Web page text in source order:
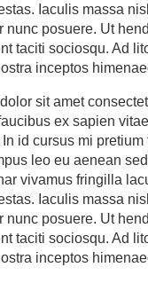
Iaculis massa
nunc posuere. Ut
taciti sociosqu. Ad
inceptos
sit amet
ex sapien
id cursus mi
leo eu aenean
vivamus fringilla
Iaculis massa
nunc posuere. Ut
taciti sociosqu. Ad
inceptos